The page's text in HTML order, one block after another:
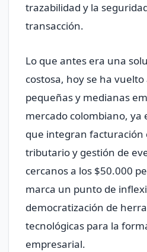
trazabilidad y la
transacción.
Lo que antes era una
costosa, hoy se ha vuelto
pequeñas y medianas
mercado colombiano, ya
que integran facturación
tributario y gestión de
cercanos a los $50.000
marca un punto de
democratización de
tecnológicas para la
empresarial.